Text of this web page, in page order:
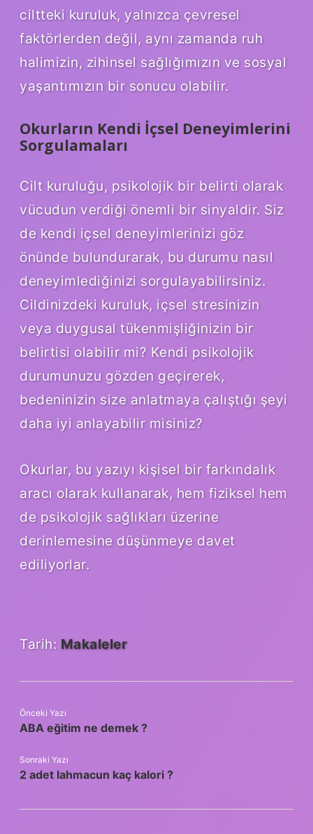
ciltteki kuruluk, yalnızca çevresel
faktörlerden değil, aynı zamanda ruh
halimizin, zihinsel sağlığımızın ve sosyal
yaşantımızın bir sonucu olabilir.
Okurların Kendi İçsel Deneyimlerini
Sorgulamaları
Cilt kuruluğu, psikolojik bir belirti olarak
vücudun verdiği önemli bir sinyaldir. Siz
de kendi içsel deneyimlerinizi göz
önünde bulundurarak, bu durumu nasıl
deneyimlediğinizi sorgulayabilirsiniz.
Cildinizdeki kuruluk, içsel stresinizin
veya duygusal tükenmişliğinizin bir
belirtisi olabilir mi? Kendi psikolojik
durumunuzu gözden geçirerek,
bedeninizin size anlatmaya çalıştığı şeyi
daha iyi anlayabilir misiniz?
Okurlar, bu yazıyı kişisel bir farkındalık
aracı olarak kullanarak, hem fiziksel hem
de psikolojik sağlıkları üzerine
derinlemesine düşünmeye davet
ediliyorlar.
Tarih: Makaleler
Önceki Yazı
ABA eğitim ne demek ?
Sonraki Yazı
2 adet lahmacun kaç kalori ?